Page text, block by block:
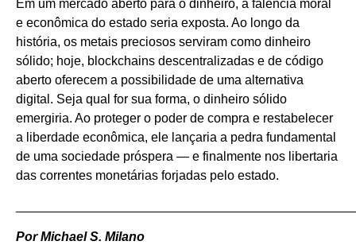
Em um mercado aberto para o dinheiro, a falência moral
e econômica do estado seria exposta. Ao longo da
história, os metais preciosos serviram como dinheiro
sólido; hoje, blockchains descentralizadas e de código
aberto oferecem a possibilidade de uma alternativa
digital. Seja qual for sua forma, o dinheiro sólido
emergiria. Ao proteger o poder de compra e restabelecer
a liberdade econômica, ele lançaria a pedra fundamental
de uma sociedade próspera — e finalmente nos libertaria
das correntes monetárias forjadas pelo estado.
Por Michael S. Milano